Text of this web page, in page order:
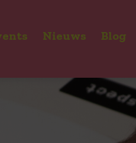
Nieuws Blog